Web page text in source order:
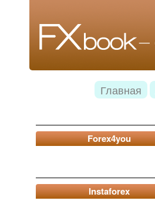
Главная
Forex4you
Instaforex